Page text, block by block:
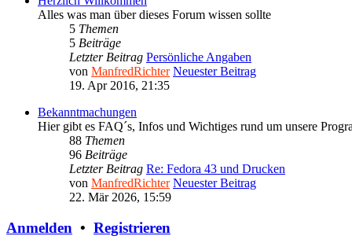
Alles was man über dieses Forum wissen sollte
5 Themen
5 Beiträge
Letzter Beitrag Persönliche Angaben
von ManfredRichter Neuester Beitrag
19. Apr 2016, 21:35
Bekanntmachungen
Hier gibt es FAQ´s, Infos und Wichtiges rund um unsere
88 Themen
96 Beiträge
Letzter Beitrag Re: Fedora 43 und Drucken
von ManfredRichter Neuester Beitrag
22. Mär 2026, 15:59
Anmelden • Registrieren